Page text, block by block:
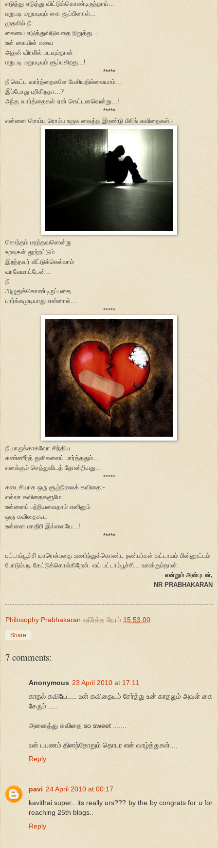
எடுத்து எடுத்து விட்டுக்கொண்டிருந்தாய்...
மறுபடி மறுபடியும் கை சூப்பினாள்...
முதலில் நீ
கையை எடுத்துவிடுவதை நிறுத்து...
உன் கையின் சுவை
அதன் விரலில் படவும்தான்
மறுபடி மறுபடியும் சூப்புகிறது...!
*****
நீ கெட்ட வார்த்தைகளே பேசியதில்லையாம்...
இப்போது புரிகிறதா...?
அந்த வார்த்தைகள் ஏன் கெட்டனவென்று...!
*****
என்னை ரொம்ப ரொம்ப உருக வைத்த இரண்டு பீலிங் கவிதைகள்:-
சொந்தம் மறந்தவனென்று
உறவுகள் தூற்றட்டும்
இறந்தவர் வீட்டுக்கெல்லாம்
வரவேமாட்டேன்...
நீ
அழுதுக்கொண்டிருப்பதை
பார்க்கமுடியாது என்னால்...
*****
நீ யாருக்காகவோ சிந்திய
கண்ணீர்த் துளிகளைப் பார்த்ததும்...
எனக்கும் செத்துவிடத் தோன்றியது...
*****
கடைசியாக ஒரு சூழ்நிலைக் கவிதை:-
எல்லா கவிதைகளுமே
உன்னைப் பற்றியவைதாம் எனினும்
ஒரு கவிதைகூட
உன்னை மாதிரி இல்லையே...!
*****
பட்டாம்பூச்சி யாரென்பதை உணர்ந்துக்கொண்ட நண்பர்கள் கட்டாயம் பின்னூட்டம்
போடும்படி கேட்டுக்கொள்கிறேன். ஏய் பட்டாம்பூச்சி... உனக்கும்தான்.
என்றும் அன்புடன்,
NR PRABHAKARAN
Philosophy Prabhakaran உதிர்த்த நேரம் 15:53:00
Share
7 comments:
Anonymous 23 April 2010 at 17:11
காதல் கவியே..... உன் கவிதையும் சேர்த்து உன் காதலும் அவள் கை
சேரும் .....
அனைத்து கவிதை so sweet .......
உன் பயணம் தினந்தோறும் தொடர என் வாழ்த்துகள்....
Reply
pavi 24 April 2010 at 00:17
kavithai super.. its really urs??? by the by congrats for u for
reaching 25th blogs..
Reply